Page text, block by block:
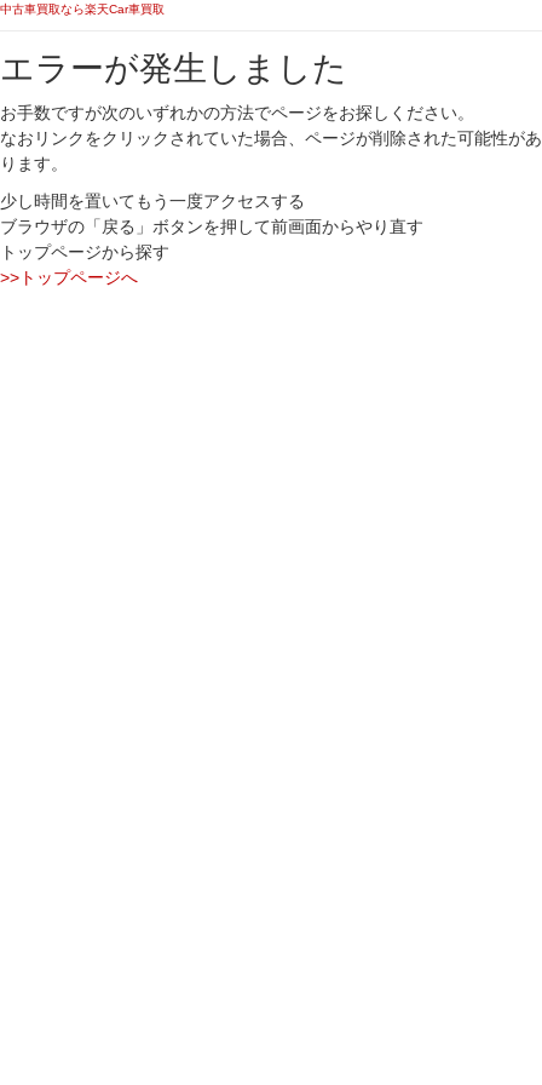
中古車買取なら楽天Car車買取
エラーが発生しました
お手数ですが次のいずれかの方法でページをお探しください。
なおリンクをクリックされていた場合、ページが削除された可能性があ
ります。
少し時間を置いてもう一度アクセスする
ブラウザの「戻る」ボタンを押して前画面からやり直す
トップページから探す
>>トップページへ